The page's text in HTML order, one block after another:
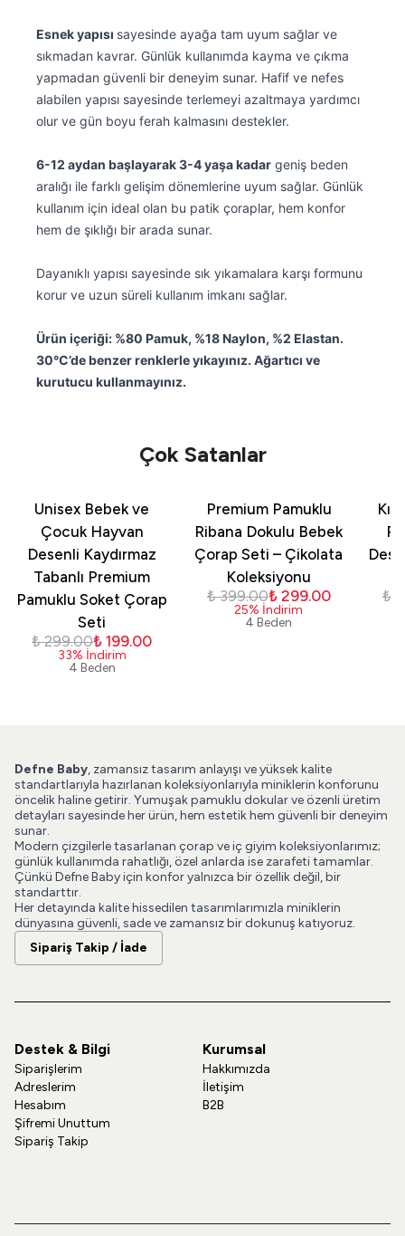
Esnek yapısı sayesinde ayağa tam uyum sağlar ve
sıkmadan kavrar. Günlük kullanımda kayma ve çıkma
yapmadan güvenli bir deneyim sunar. Hafif ve nefes
alabilen yapısı sayesinde terlemeyi azaltmaya yardımcı
olur ve gün boyu ferah kalmasını destekler.
6-12 aydan başlayarak 3-4 yaşa kadar geniş beden
aralığı ile farklı gelişim dönemlerine uyum sağlar. Günlük
kullanım için ideal olan bu patik çoraplar, hem konfor
hem de şıklığı bir arada sunar.
Dayanıklı yapısı sayesinde sık yıkamalara karşı formunu
korur ve uzun süreli kullanım imkanı sağlar.
Ürün içeriği: %80 Pamuk, %18 Naylon, %2 Elastan.
30°C’de benzer renklerle yıkayınız. Ağartıcı ve
kurutucu kullanmayınız.
Çok Satanlar
Unisex Bebek ve
Çocuk Hayvan
Desenli Kaydırmaz
Tabanlı Premium
Pamuklu Soket Çorap
Seti
₺ 299.00₺ 199.00
33% İndirim
4 Beden
Premium Pamuklu
Ribana Dokulu Bebek
Çorap Seti – Çikolata
Koleksiyonu
₺ 399.00₺ 299.00
25% İndirim
4 Beden
₺
Defne Baby, zamansız tasarım anlayışı ve yüksek kalite
standartlarıyla hazırlanan koleksiyonlarıyla miniklerin konforunu
öncelik haline getirir. Yumuşak pamuklu dokular ve özenli üretim
detayları sayesinde her ürün, hem estetik hem güvenli bir deneyim
sunar.
Modern çizgilerle tasarlanan çorap ve iç giyim koleksiyonlarımız;
günlük kullanımda rahatlığı, özel anlarda ise zarafeti tamamlar.
Çünkü Defne Baby için konfor yalnızca bir özellik değil, bir
standarttır.
Her detayında kalite hissedilen tasarımlarımızla miniklerin
dünyasına güvenli, sade ve zamansız bir dokunuş katıyoruz.
Sipariş Takip / İade
Destek & Bilgi
Siparişlerim
Adreslerim
Hesabım
Şifremi Unuttum
Sipariş Takip
Kurumsal
Hakkımızda
İletişim
B2B